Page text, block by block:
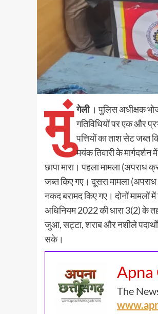
मुं गेली। पुलिस अधीक्षक
गतिविधियों पर एक और
पत्तियों का ताश सेट जब्त
मयंक तिवारी के मार्गदर्शन
छापा मारा। पहला मामला
जब्त किए गए। दूसरा मामला
नकद बरामद किए गए। दोनों
अधिनियम 2022 की धारा 3(2) के
जुआ, सट्टा, शराब और नशीले
सके।
The